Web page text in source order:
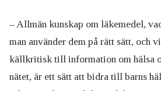
– Allmän kunskap om läkemedel,
man använder dem på rätt sätt, och
källkritisk till information om hälsa
nätet, är ett sätt att bidra till barns